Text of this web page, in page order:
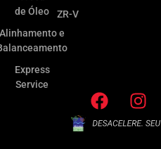
de Óleo
Alinhamento e
Express
Service
ZR-V